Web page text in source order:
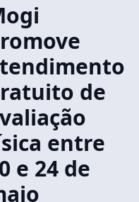
de
entre
e 24 de